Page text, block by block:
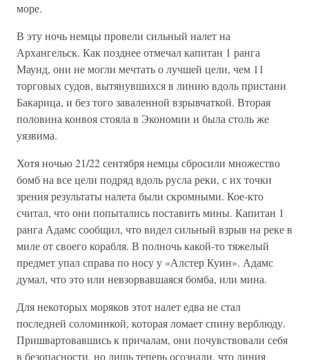
море.
В эту ночь немцы провели сильный налет на
Архангельск. Как позднее отмечал капитан 1 ранга
Маунд, они не могли мечтать о лучшей цели, чем 11
торговых судов, вытянувшихся в линию вдоль пристани
Бакарица, и без того заваленной взрывчаткой. Вторая
половина конвоя стояла в Экономии и была столь же
уязвима.
Хотя ночью 21/22 сентября немцы сбросили множество
бомб на все цели подряд вдоль русла реки, с их точки
зрения результаты налета были скромными. Кое-кто
считал, что они попытались поставить мины. Капитан 1
ранга Адамс сообщил, что видел сильный взрыв на реке в
миле от своего корабля. В полночь какой-то тяжелый
предмет упал справа по носу у «Алстер Куин». Адамс
думал, что это или невзорвавшаяся бомба, или мина.
Для некоторых моряков этот налет едва не стал
последней соломинкой, которая ломает спину верблюду.
Пришвартовавшись к причалам, они почувствовали себя
в безопасности, но лишь теперь осознали, что линия